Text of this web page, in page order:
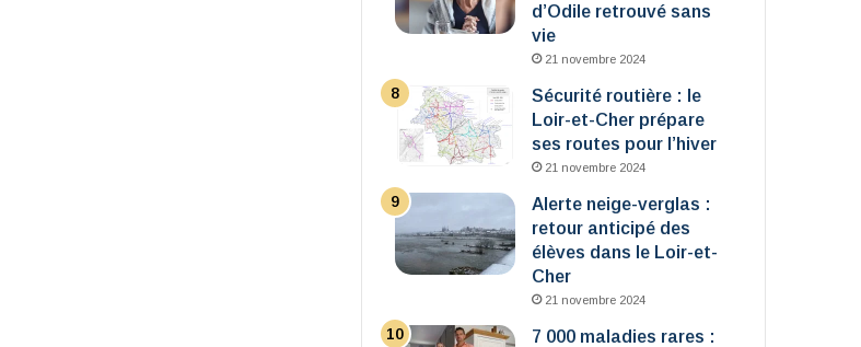
d’Odile retrouvé sans
vie
21 novembre 2024
Sécurité routière : le
Loir-et-Cher prépare
ses routes pour l’hiver
21 novembre 2024
Alerte neige-verglas :
retour anticipé des
élèves dans le Loir-et-
Cher
21 novembre 2024
7 000 maladies rares :